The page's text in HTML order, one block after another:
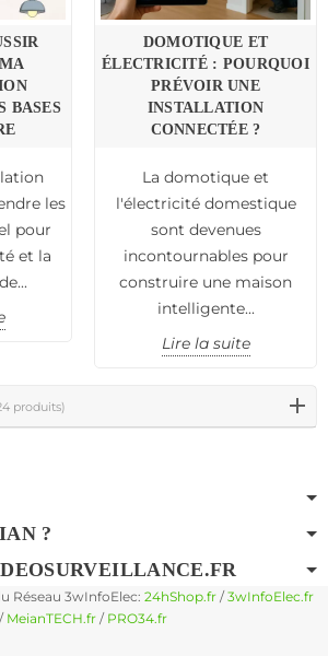
produits)
notre sélection dès aujourd'hui
contrôle de votre sécurité.
au hasard en matière de sécurité. Optez
et l'efficacité avec nos détecteurs de
de gamme et protégez ce qui compte
: Guide d'achat des Détecteurs d'Alarme
foyer contre les incendies grâce à un
fumée fiable. Dans ce guide d'achat, nous
détecteur de fumée qui répond le mieux à
maximale.
risque avec la sécurité de votre foyer.
tranquillité d'esprit avec nos Capteurs de
BASES
les
pour
et la
DOMOTIQUE ET
ÉLECTRICITÉ : POURQUOI
PRÉVOIR UNE
INSTALLATION
CONNECTÉE ?
La domotique et
l'électricité domestique
sont devenues
incontournables pour
construire une maison
intelligente...
Lire la suite
?
Réseau 3wInfoElec: 24hShop.fr /3wInfoElec.fr
/ MeianTECH.fr / PRO34.fr